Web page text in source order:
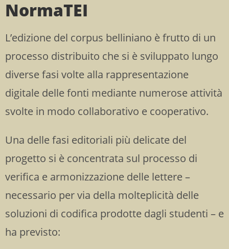
NormaTEI
L’edizione del corpus belliniano è frutto di un
processo distribuito che si è sviluppato lungo
diverse fasi volte alla rappresentazione
digitale delle fonti mediante numerose attività
svolte in modo collaborativo e cooperativo.
Una delle fasi editoriali più delicate del
progetto si è concentrata sul processo di
verifica e armonizzazione delle lettere –
necessario per via della molteplicità delle
soluzioni di codifica prodotte dagli studenti – e
ha previsto: